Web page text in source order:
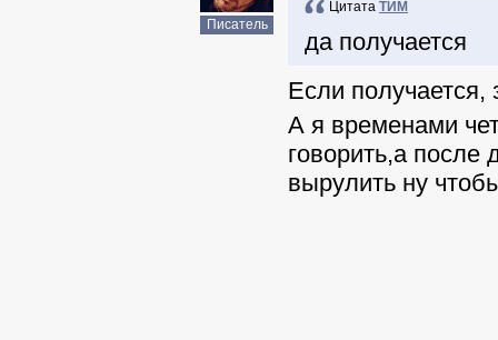
Писатель
Цитата ТИМ
да получается
Если получается,
А я временами
говорить,а
вырулить ну